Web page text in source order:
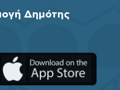
Δημότης